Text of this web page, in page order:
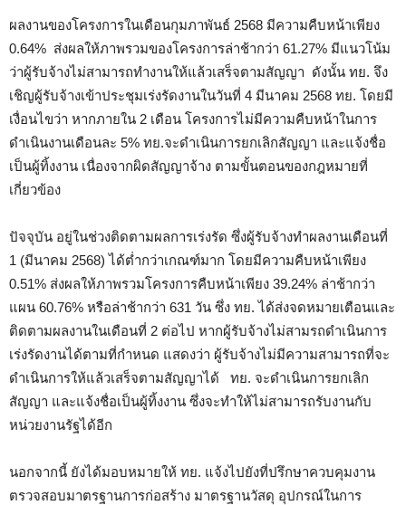
ผลงานของโครงการในเดือนกุมภาพันธ์ 2568 มีความคืบหน้าเพียง
0.64% ส่งผลให้ภาพรวมของโครงการล่าช้ากว่า 61.27% มีแนวโน้ม
ว่าผู้รับจ้างไม่สามารถทำงานให้แล้วเสร็จตามสัญญา ดังนั้น ทย. จึง
เชิญผู้รับจ้างเข้าประชุมเร่งรัดงานในวันที่ 4 มีนาคม 2568 ทย. โดยมี
เงื่อนไขว่า หากภายใน 2 เดือน โครงการไม่มีความคืบหน้าในการ
ดำเนินงานเดือนละ 5% ทย.จะดำเนินการยกเลิกสัญญา และแจ้งชื่อ
เป็นผู้ทิ้งงาน เนื่องจากผิดสัญญาจ้าง ตามขั้นตอนของกฎหมายที่
เกี่ยวข้อง
ปัจจุบัน อยู่ในช่วงติดตามผลการเร่งรัด ซึ่งผู้รับจ้างทำผลงานเดือนที่
1 (มีนาคม 2568) ได้ต่ำกว่าเกณฑ์มาก โดยมีความคืบหน้าเพียง
0.51% ส่งผลให้ภาพรวมโครงการคืบหน้าเพียง 39.24% ล่าช้ากว่า
แผน 60.76% หรือล่าช้ากว่า 631 วัน ซึ่ง ทย. ได้ส่งจดหมายเตือนและ
ติดตามผลงานในเดือนที่ 2 ต่อไป หากผู้รับจ้างไม่สามรถดำเนินการ
เร่งรัดงานได้ตามที่กำหนด แสดงว่า ผู้รับจ้างไม่มีความสามารถที่จะ
ดำเนินการให้แล้วเสร็จตามสัญญาได้ ทย. จะดำเนินการยกเลิก
สัญญา และแจ้งชื่อเป็นผู้ทิ้งงาน ซึ่งจะทำให้ไม่สามารถรับงานกับ
หน่วยงานรัฐได้อีก
นอกจากนี้ ยังได้มอบหมายให้ ทย. แจ้งไปยังที่ปรึกษาควบคุมงาน
ตรวจสอบมาตรฐานการก่อสร้าง มาตรฐานวัสดุ อุปกรณ์ในการ